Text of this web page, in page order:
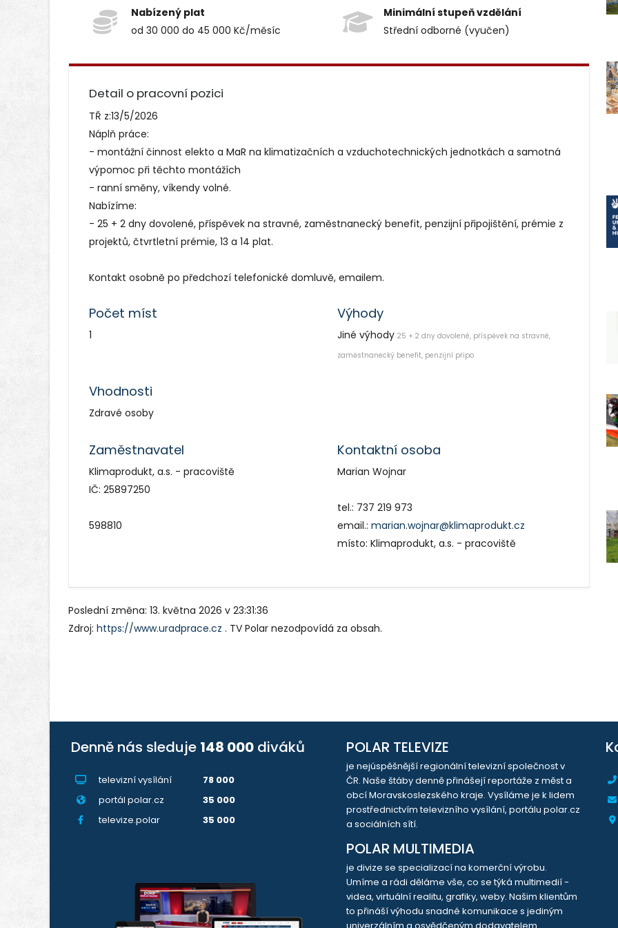
Nabízený plat
od 30 000 do 45 000 Kč/měsíc
Minimální stupeň vzdělání
Střední odborné (vyučen)
Detail o pracovní pozici
TŘ z:13/5/2026
Náplň práce:
- montážní činnost elekto a MaR na klimatizačních a vzduchotechnických jednotkách a samotná
výpomoc při těchto montážích
- ranní směny, víkendy volné.
Nabízíme:
- 25 + 2 dny dovolené, příspěvek na stravné, zaměstnanecký benefit, penzijní připojištění, prémie z
projektů, čtvrtletní prémie, 13 a 14 plat.
Kontakt osobně po předchozí telefonické domluvě, emailem.
Počet míst
1
Výhody
Jiné výhody 25 + 2 dny dovolené, příspěvek na stravné,
zaměstnanecký benefit, penzijní připo
Vhodnosti
Zdravé osoby
Zaměstnavatel
Klimaprodukt, a.s. - pracoviště
IČ: 25897250
598810
Kontaktní osoba
Marian Wojnar
tel.: 737 219 973
email.: marian.wojnar@klimaprodukt.cz
místo: Klimaprodukt, a.s. - pracoviště
Poslední změna: 13. května 2026 v 23:31:36
Zdroj: https://www.uradprace.cz . TV Polar nezodpovídá za obsah.
Denně nás sleduje 148 000 diváků
televizní vysílání
78 000
portál polar.cz
35 000
televize.polar
35 000
POLAR TELEVIZE
je nejúspěšnější regionální televizní společnost v
ČR. Naše štáby denně přinášejí reportáže z měst a
obcí Moravskoslezského kraje. Vysíláme je k lidem
prostřednictvím televizního vysílání, portálu polar.cz
a sociálních sítí.
POLAR MULTIMEDIA
je divize se specializací na komerční výrobu.
Umíme a rádi děláme vše, co se týká multimedií -
videa, virtuální realitu, grafiky, weby. Našim klientům
to přináší výhodu snadné komunikace s jediným